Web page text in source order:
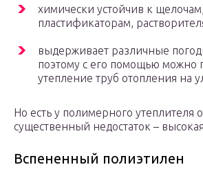
химически устойчив к
пластификаторам,
выдерживает различные
поэтому с его помощью можно
утепление труб отопления на
Но есть у полимерного утеплителя
существенный недостаток –
Вспененный полиэтилен